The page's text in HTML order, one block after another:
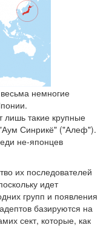
немногие
лишь такие крупные
Синрикё" ("Алеф").
не-японцев
их последователей
идет
групп и появления
базируются на
сект, которые, как